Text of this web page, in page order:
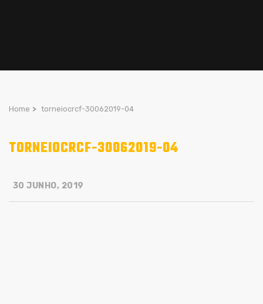
Home > torneiocrcf-30062019-04
TORNEIOCRCF-30062019-04
30 JUNHO, 2019